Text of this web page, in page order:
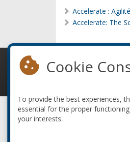
Accelerate :
Accelerate: The
© 2010-2026
Cookie
To provide the best experiences,
essential for the proper
your interests.